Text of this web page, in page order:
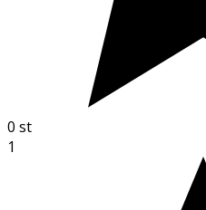
0 st
1